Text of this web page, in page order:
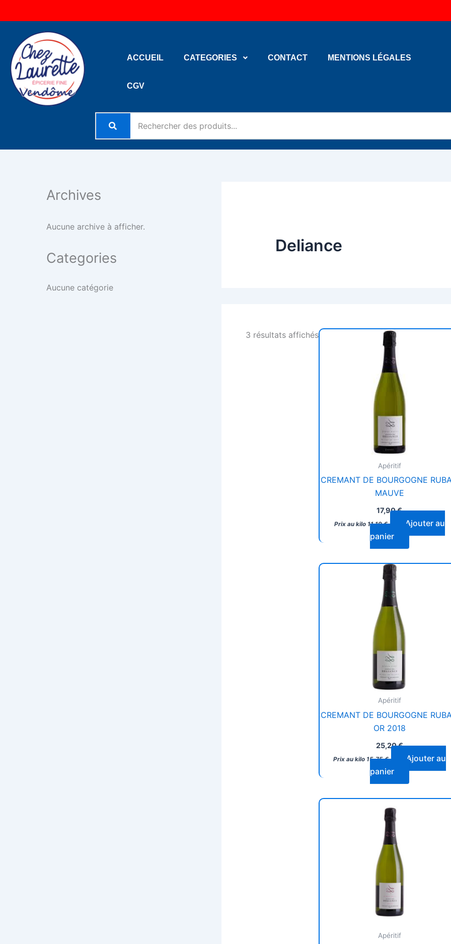
au
ACCUEIL CATEGORIES CONTACT MENTIONS LÉGALES
CGV
Archives
Aucune archive à afficher.
Categories
Aucune catégorie
Deliance
3 résultats affichés
Apéritif
CREMANT DE BOURGOGNE
MAUVE
17,90€
Prix au kilo 11,19€
Ajouter au
panier
Apéritif
CREMANT DE BOURGOGNE
OR 2018
25,20€
Prix au kilo 15,75€
Ajouter au
panier
Apéritif